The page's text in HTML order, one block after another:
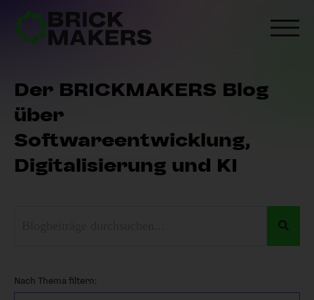
Der BRICKMAKERS Blog
über
Softwareentwicklung,
Digitalisierung und KI
Nach Thema filtern: